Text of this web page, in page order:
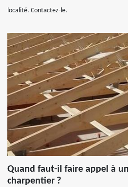
localité. Contactez-le.
Quand faut-il faire appel à
charpentier ?